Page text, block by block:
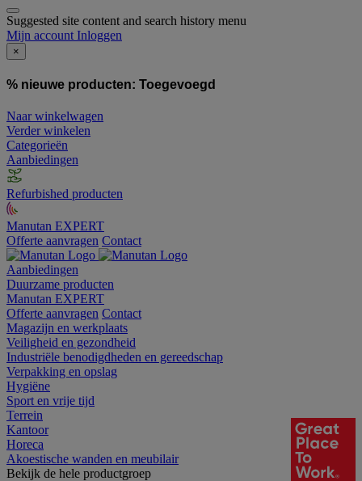
Suggested site content and search history menu
Mijn account Inloggen
×
% nieuwe producten: Toegevoegd
Naar winkelwagen
Verder winkelen
Categorieën
Aanbiedingen
Refurbished producten
Manutan EXPERT
Offerte aanvragen Contact
Aanbiedingen
Duurzame producten
Manutan EXPERT
Offerte aanvragen Contact
Magazijn en werkplaats
Veiligheid en gezondheid
Industriële benodigdheden en gereedschap
Verpakking en opslag
Hygiëne
Sport en vrije tijd
Terrein
Kantoor
Horeca
Akoestische wanden en meubilair
Bekijk de hele productgroep